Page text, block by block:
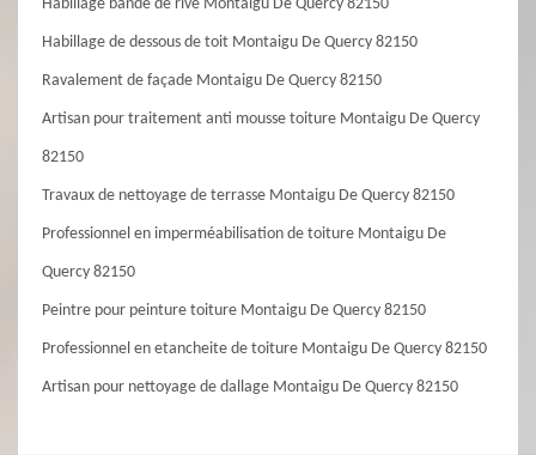
Habillage bande de rive Montaigu De Quercy 82150
Habillage de dessous de toit Montaigu De Quercy 82150
Ravalement de façade Montaigu De Quercy 82150
Artisan pour traitement anti mousse toiture Montaigu De Quercy
82150
Travaux de nettoyage de terrasse Montaigu De Quercy 82150
Professionnel en imperméabilisation de toiture Montaigu De
Quercy 82150
Peintre pour peinture toiture Montaigu De Quercy 82150
Professionnel en etancheite de toiture Montaigu De Quercy 82150
Artisan pour nettoyage de dallage Montaigu De Quercy 82150